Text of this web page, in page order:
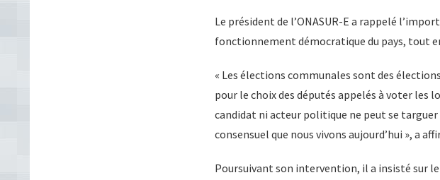
Le président de l’ONASUR-E a rappelé
fonctionnement démocratique du pays, tout
« Les élections communales sont des
pour le choix des députés appelés à voter les
candidat ni acteur politique ne peut se
consensuel que nous vivons aujourd’hui », a
Poursuivant son intervention, il a insisté sur